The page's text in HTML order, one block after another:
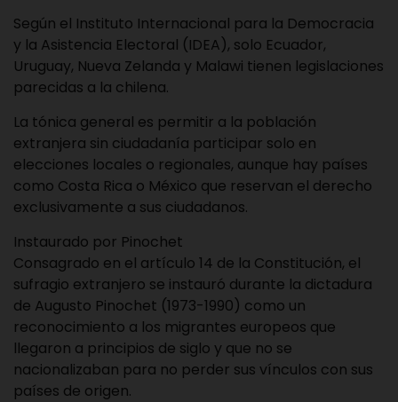
Según el Instituto Internacional para la Democracia
y la Asistencia Electoral (IDEA), solo Ecuador,
Uruguay, Nueva Zelanda y Malawi tienen legislaciones
parecidas a la chilena.
La tónica general es permitir a la población
extranjera sin ciudadanía participar solo en
elecciones locales o regionales, aunque hay países
como Costa Rica o México que reservan el derecho
exclusivamente a sus ciudadanos.
Instaurado por Pinochet
Consagrado en el artículo 14 de la Constitución, el
sufragio extranjero se instauró durante la dictadura
de Augusto Pinochet (1973-1990) como un
reconocimiento a los migrantes europeos que
llegaron a principios de siglo y que no se
nacionalizaban para no perder sus vínculos con sus
países de origen.